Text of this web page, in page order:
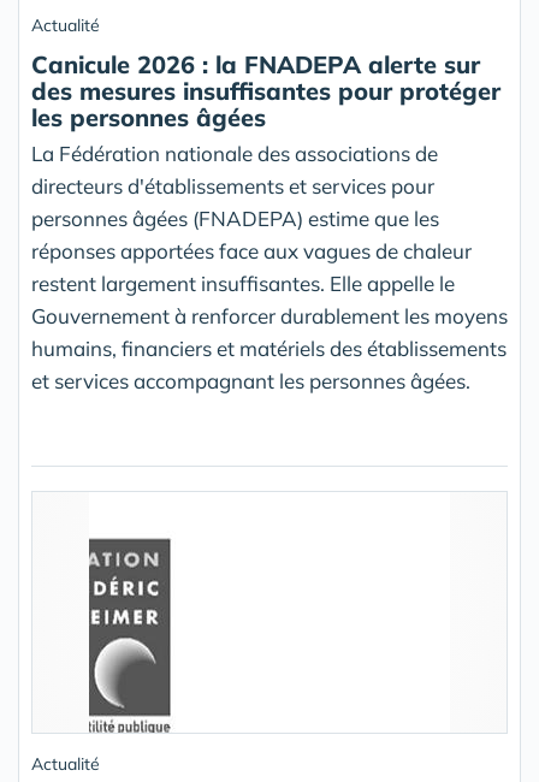
Actualité
Canicule 2026 : la FNADEPA alerte sur
des mesures insuffisantes pour protéger
les personnes âgées
La Fédération nationale des associations de
directeurs d'établissements et services pour
personnes âgées (FNADEPA) estime que les
réponses apportées face aux vagues de chaleur
restent largement insuffisantes. Elle appelle le
Gouvernement à renforcer durablement les moyens
humains, financiers et matériels des établissements
et services accompagnant les personnes âgées.
Actualité